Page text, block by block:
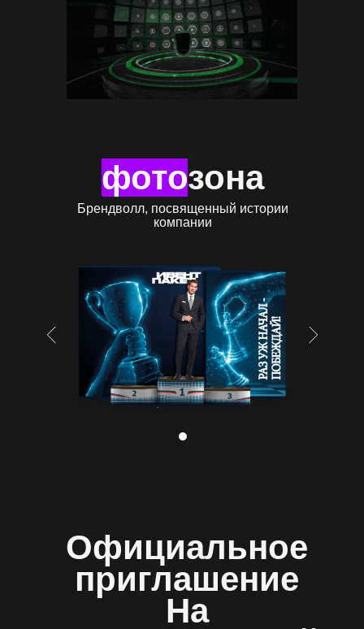
фотозона
Брендволл, посвященный истории
компании
Официальное
приглашение
На